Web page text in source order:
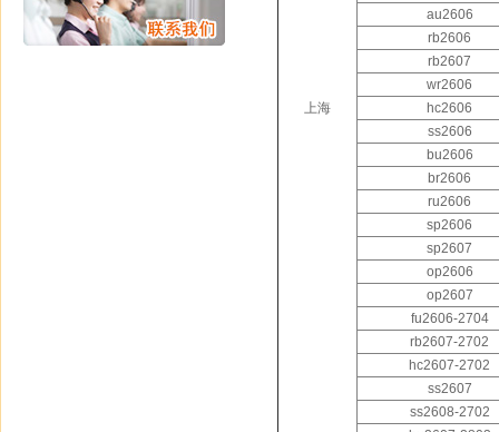
上海
au2606
rb2606
rb2607
wr2606
hc2606
ss2606
bu2606
br2606
ru2606
sp2606
sp2607
op2606
op2607
fu2606-2704
rb2607-2702
hc2607-2702
ss2607
ss2608-2702